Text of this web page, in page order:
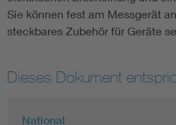
Sie können fest am Messgerät
steckbares Zubehör für Geräte
Dieses Dokument
National